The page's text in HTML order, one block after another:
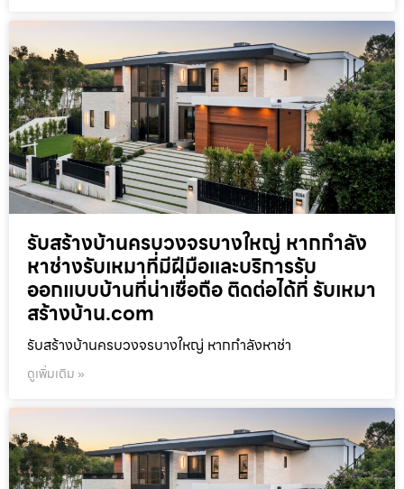
รับสร้างบ้านครบวงจรบางใหญ่ หากกำลัง
หาช่างรับเหมาที่มีฝีมือและบริการรับ
ออกแบบบ้านที่น่าเชื่อถือ ติดต่อได้ที่ รับเหมา
สร้างบ้าน.com
รับสร้างบ้านครบวงจรบางใหญ่ หากกำลังหาช่า
ดูเพิ่มเติม »